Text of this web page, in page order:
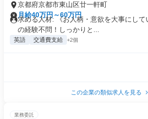
京都府京都市東山区廿一軒町
月給40万円～60万円
求める人材: 《お人柄・意欲を大事にし
の経験不問！しっかりと...
英語 交通費支給 +2個
この企業の類似求人を見る
業務委託